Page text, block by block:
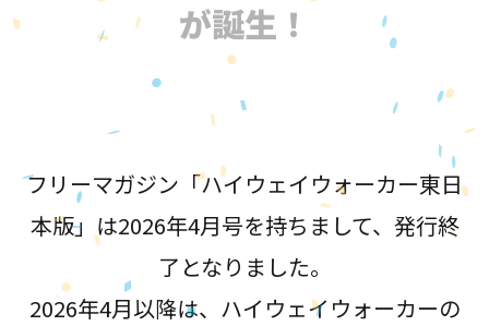
フリーマガジン「ハイウェイウォーカー東日
本版」は2026年4月号を持ちまして、発行終
了となりました。
2026年4月以降は、ハイウェイウォーカーの